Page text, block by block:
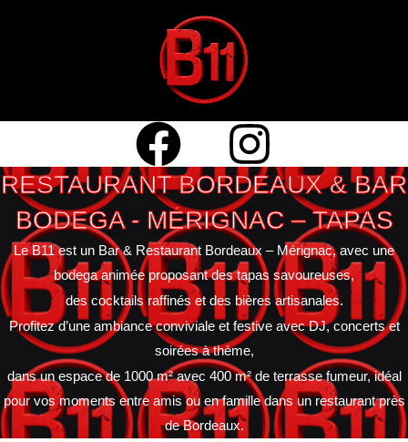
RESTAURANT BORDEAUX & BAR
BODEGA - MÉRIGNAC – TAPAS
Le B11 est un Bar & Restaurant Bordeaux – Mérignac, avec une
bodega animée proposant des tapas savoureuses,
des cocktails raffinés et des bières artisanales.
Profitez d’une ambiance conviviale et festive avec DJ, concerts et
soirées à thème,
dans un espace de 1000 m² avec 400 m² de terrasse fumeur, idéal
pour vos moments entre amis ou en famille dans un restaurant près
de Bordeaux.